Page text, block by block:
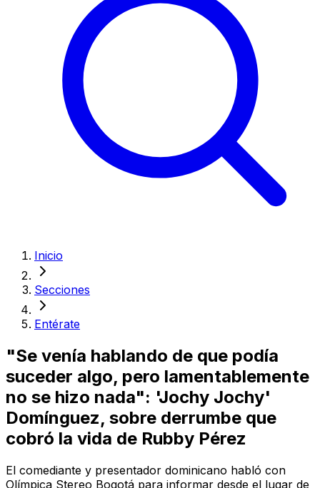
Inicio
Secciones
Entérate
"Se venía hablando de que podía
suceder algo, pero lamentablemente
no se hizo nada": 'Jochy Jochy'
Domínguez, sobre derrumbe que
cobró la vida de Rubby Pérez
El comediante y presentador dominicano habló con
Olímpica Stereo Bogotá para informar desde el lugar de